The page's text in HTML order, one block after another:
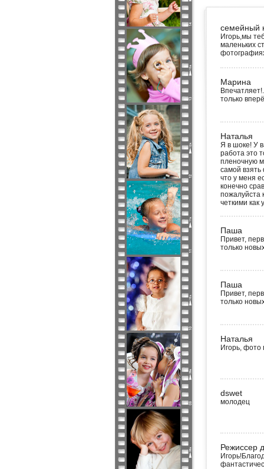
семейный
Игорь,мы
маленьких
Марина
только
Наталья
Я в шоке! У
работа это
пленочную
самой
что у меня
конечно
пожалуйста
четкими как
Паша
Привет,
только
Паша
Привет,
только
Наталья
Игорь, фото
dswet
молодец
Режиссер